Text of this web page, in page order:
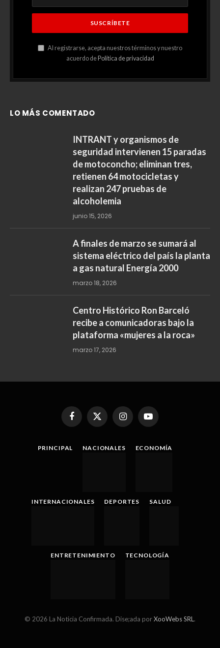
Al registrarse, acepta nuestros términos y nuestro
acuerdo de Política de privacidad
LO MÁS COMENTADO
INTRANT y organismos de
seguridad intervienen 15 paradas
de motoconcho; eliminan tres,
retienen 64 motocicletas y
realizan 247 pruebas de
alcoholemia
junio 15, 2026
A finales de marzo se sumará al
sistema eléctrico del país la planta
a gas natural Energía 2000
marzo 18, 2026
Centro Histórico Ron Barceló
recibe a comunicadoras bajo la
plataforma «mujeres a la roca»
marzo 17, 2026
FacebookX
InstagramYouTube
PRINCIPAL NACIONALES ECONOMÍA
INTERNACIONALES DEPORTES SALUD
ENTRETENIMIENTO TECNOLOGÍA
© 2026 La Noticia Confirmada. Dise;ada porXooWebs SRL.